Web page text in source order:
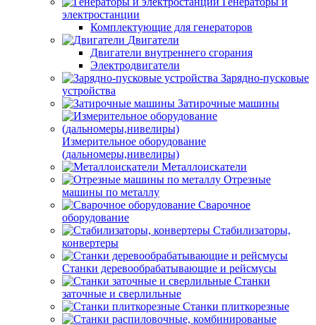
электростанции
Комплектующие для генераторов
Двигатели
Двигатели внутреннего сгорания
Электродвигатели
Зарядно-пусковые
устройства
Затирочные машины
Измерительное оборудование
(дальномеры,нивелиры)
Металлоискатели
Отрезные
машины по металлу
Сварочное
оборудование
Стабилизаторы,
конвертеры
Станки деревообрабатывающие и рейсмусы
Станки
заточные и сверлильные
Станки плиткорезные